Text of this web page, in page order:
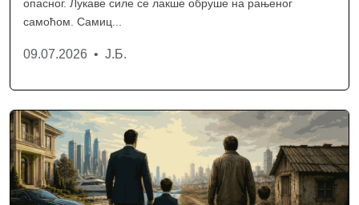
опасног. Лукаве силе се лакше обруше на рањеног
самоћом. Самиц...
09.07.2026 • Ј.Б.